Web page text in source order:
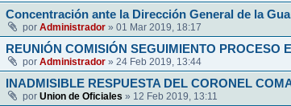
Concentración ante la Dirección General de la
por Administrador » 01 Mar 2019, 18:17
REUNIÓN COMISIÓN SEGUIMIENTO PROCESO
por Administrador » 24 Feb 2019, 13:44
INADMISIBLE RESPUESTA DEL CORONEL
por Union de Oficiales » 12 Feb 2019, 13:11